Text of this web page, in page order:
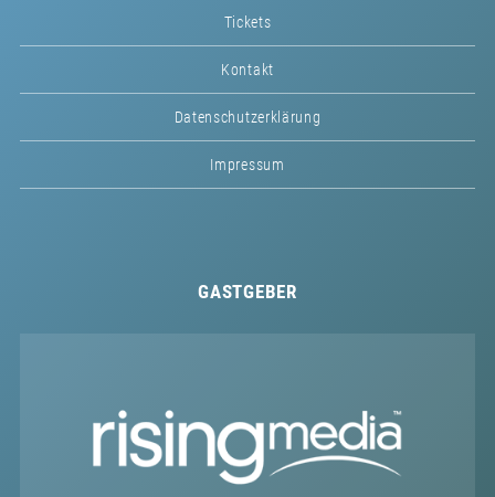
Tickets
Kontakt
Datenschutzerklärung
Impressum
GASTGEBER